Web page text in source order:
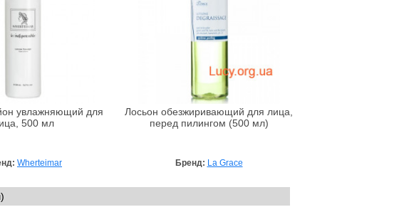
увлажняющий для
500 мл
Wherteimar
Лосьон обезжиривающий для лица,
перед пилингом (500 мл)
Бренд: La Grace